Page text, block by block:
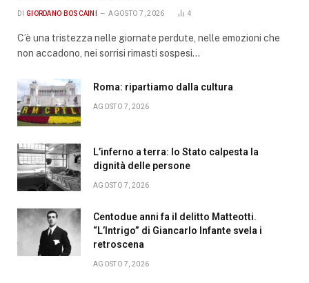
DI GIORDANO BOSCAINI AGOSTO 7, 2026 4
C’è una tristezza nelle giornate perdute, nelle emozioni che
non accadono, nei sorrisi rimasti sospesi…
Roma: ripartiamo dalla cultura
AGOSTO 7, 2026
L’inferno a terra: lo Stato calpesta la
dignità delle persone
AGOSTO 7, 2026
Centodue anni fa il delitto Matteotti.
“L’Intrigo” di Giancarlo Infante svela i
retroscena
AGOSTO 7, 2026